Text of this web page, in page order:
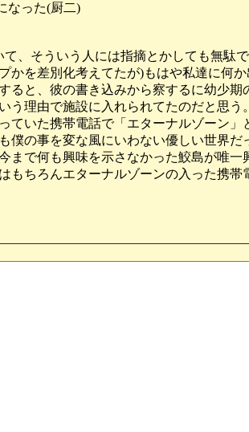
なった(厨二)
、そういう人には指摘とかしても無駄
かを差別化考えてたが)もはや私達に何
ると、彼の書き込みから察するに幼少期
う理由で施設に入れられてたのだと思
ていた携帯電話で「エターナルゾーン」
僕の事を変な風にいわない優しい世界
まで何も興味を示さなかった鮫島が唯
もちろんエターナルゾーンの入った携